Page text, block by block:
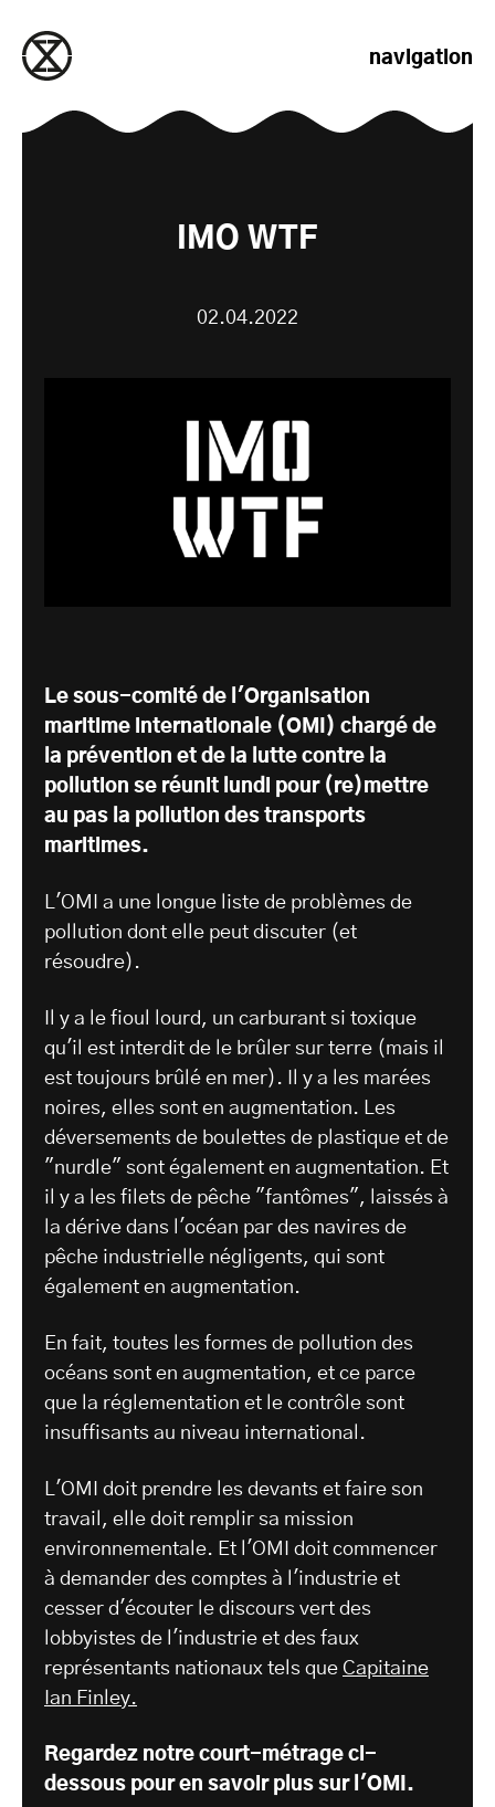
navigation
IMO WTF
02.04.2022
Le sous-comité de l'Organisation
maritime internationale (OMI) chargé de
la prévention et de la lutte contre la
pollution se réunit lundi pour (re)mettre
au pas la pollution des transports
maritimes.
L'OMI a une longue liste de problèmes de
pollution dont elle peut discuter (et
résoudre).
Il y a le fioul lourd, un carburant si toxique
qu'il est interdit de le brûler sur terre (mais il
est toujours brûlé en mer). Il y a les marées
noires, elles sont en augmentation. Les
déversements de boulettes de plastique et de
"nurdle" sont également en augmentation. Et
il y a les filets de pêche "fantômes", laissés à
la dérive dans l'océan par des navires de
pêche industrielle négligents, qui sont
également en augmentation.
En fait, toutes les formes de pollution des
océans sont en augmentation, et ce parce
que la réglementation et le contrôle sont
insuffisants au niveau international.
L'OMI doit prendre les devants et faire son
travail, elle doit remplir sa mission
environnementale. Et l'OMI doit commencer
à demander des comptes à l'industrie et
cesser d'écouter le discours vert des
lobbyistes de l'industrie et des faux
représentants nationaux tels que Capitaine
Ian Finley.
Regardez notre court-métrage ci-
dessous pour en savoir plus sur l'OMI.